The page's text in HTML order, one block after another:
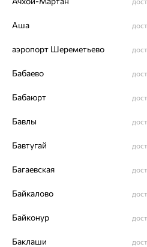
Покупателям
О нас
Магазины и доставка г. Липецк
еще 3
Другие города
Заказать звонок
Архив акций
Карта
На информационном ресурсе
рекомендательные технологии
Аша
аэропорт Шереметьево
Бабаево
Бабаюрт
Бавлы
Бавтугай
Багаевская
Байкалово
Байконур
Баклаши